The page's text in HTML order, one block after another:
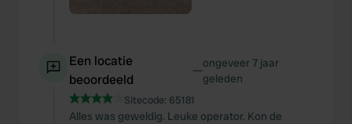
Een locatie
beoordeeld
—ongeveer 7 jaar
geleden
Sitecode: 65181
Alles was geweldig. Leuke operator. Kon de